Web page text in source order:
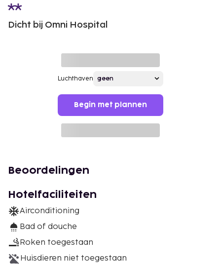
Dicht bij Omni Hospital
Luchthaven
Begin met plannen
Beoordelingen
Hotelfaciliteiten
Airconditioning
Bad of douche
Roken toegestaan
Huisdieren niet toegestaan